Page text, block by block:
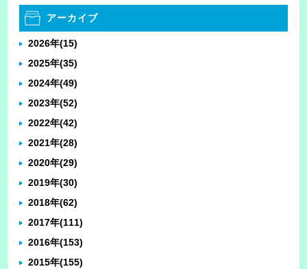
アーカイブ
2026年(15)
2025年(35)
2024年(49)
2023年(52)
2022年(42)
2021年(28)
2020年(29)
2019年(30)
2018年(62)
2017年(111)
2016年(153)
2015年(155)